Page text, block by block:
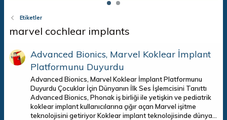
Etiketler
marvel cochlear implants
Advanced Bionics, Marvel Koklear İmplant
Platformunu Duyurdu
Advanced Bionics, Marvel Koklear İmplant Platformunu
Duyurdu Çocuklar İçin Dünyanın İlk Ses İşlemcisini Tanıttı
Advanced Bionics, Phonak iş birliği ile yetişkin ve pediatrik
koklear implant kullanıcılarına çığır açan Marvel işitme
teknolojisini getiriyor Koklear implant teknolojisinde dünya...